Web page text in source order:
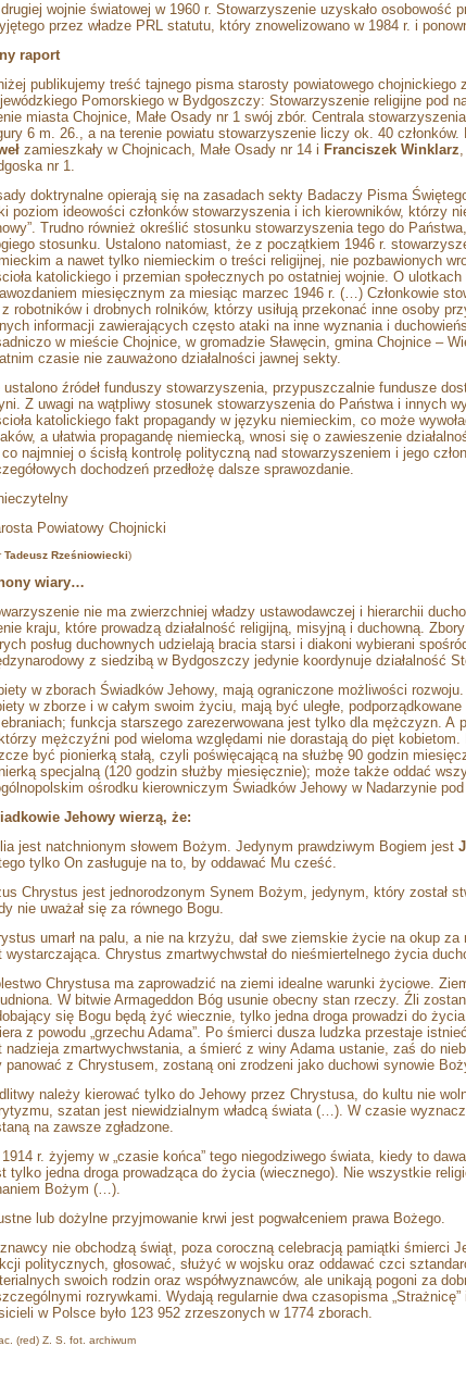
wojnie światowej w 1960 r. Stowarzyszenie uzyskało osobowość
przez władze PRL statutu, który znowelizowano w 1984 r. i
raport
publikujemy treść tajnego pisma starosty powiatowego chojnickiego
Pomorskiego w Bydgoszczy: Stowarzyszenie religijne pod
miasta Chojnice, Małe Osady nr 1 swój zbór. Centrala
6 m. 26., a na terenie powiatu stowarzyszenie liczy ok. 40 członków.
zamieszkały w Chojnicach, Małe Osady nr 14 i Franciszek Winklarz
nr 1.
doktrynalne opierają się na zasadach sekty Badaczy Pisma
poziom ideowości członków stowarzyszenia i ich kierowników, którzy
Trudno również określić stosunku stowarzyszenia tego do
stosunku. Ustalono natomiast, że z początkiem 1946 r.
a nawet tylko niemieckim o treści religijnej, nie pozbawionych
katolickiego i przemian społecznych po ostatniej wojnie. O ulotkach
miesięcznym za miesiąc marzec 1946 r. (…) Członkowie
robotników i drobnych rolników, którzy usiłują przekonać inne osoby
informacji zawierających często ataki na inne wyznania i
w mieście Chojnice, w gromadzie Sławęcin, gmina Chojnice –
czasie nie zauważono działalności jawnej sekty.
ustalono źródeł funduszy stowarzyszenia, przypuszczalnie fundusze
Z uwagi na wątpliwy stosunek stowarzyszenia do Państwa i innych
katolickiego fakt propagandy w języku niemieckim, co może
a ułatwia propagandę niemiecką, wnosi się o zawieszenie
co najmniej o ścisłą kontrolę polityczną nad stowarzyszeniem i jego
dochodzeń przedłożę dalsze sprawozdanie.
Powiatowy Chojnicki
Tadeusz Rześniowiecki)
wiary…
nie ma zwierzchniej władzy ustawodawczej i hierarchii
kraju, które prowadzą działalność religijną, misyjną i duchowną.
posług duchownych udzielają bracia starsi i diakoni wybierani
z siedzibą w Bydgoszczy jedynie koordynuje działalność
w zborach Świadków Jehowy, mają ograniczone możliwości
w zborze i w całym swoim życiu, mają być uległe,
funkcja starszego zarezerwowana jest tylko dla mężczyzn. A
mężczyźni pod wieloma względami nie dorastają do pięt
być pionierką stałą, czyli poświęcającą na służbę 90 godzin
specjalną (120 godzin służby miesięcznie); może także oddać
ośrodku kierowniczym Świadków Jehowy w Nadarzynie
Jehowy wierzą, że:
jest natchnionym słowem Bożym. Jedynym prawdziwym Bogiem jest
tylko On zasługuje na to, by oddawać Mu cześć.
Chrystus jest jednorodzonym Synem Bożym, jedynym, który został
nie uważał się za równego Bogu.
umarł na palu, a nie na krzyżu, dał swe ziemskie życie na okup
wystarczająca. Chrystus zmartwychwstał do nieśmiertelnego życia
Chrystusa ma zaprowadzić na ziemi idealne warunki życiowe.
W bitwie Armageddon Bóg usunie obecny stan rzeczy. Źli
się Bogu będą żyć wiecznie, tylko jedna droga prowadzi do
z powodu „grzechu Adama”. Po śmierci dusza ludzka przestaje
nadzieja zmartwychwstania, a śmierć z winy Adama ustanie, zaś do
panować z Chrystusem, zostaną oni zrodzeni jako duchowi synowie
należy kierować tylko do Jehowy przez Chrystusa, do kultu nie
szatan jest niewidzialnym władcą świata (…). W czasie
na zawsze zgładzone.
r. żyjemy w „czasie końca” tego niegodziwego świata, kiedy to
tylko jedna droga prowadząca do życia (wiecznego). Nie wszystkie
Bożym (…).
lub dożylne przyjmowanie krwi jest pogwałceniem prawa Bożego.
nie obchodzą świąt, poza coroczną celebracją pamiątki śmierci
politycznych, głosować, służyć w wojsku oraz oddawać czci
swoich rodzin oraz współwyznawców, ale unikają pogoni za
rozrywkami. Wydają regularnie dwa czasopisma
w Polsce było 123 952 zrzeszonych w 1774 zborach.
(red) Z. S. fot. archiwum